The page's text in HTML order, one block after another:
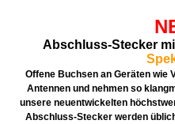
Abschluss-Stecker
Offene Buchsen an Geräten wie
Antennen und nehmen so
unsere neuentwickelten
Abschluss-Stecker werden